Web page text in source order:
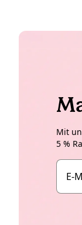
Mit
5 %
E-